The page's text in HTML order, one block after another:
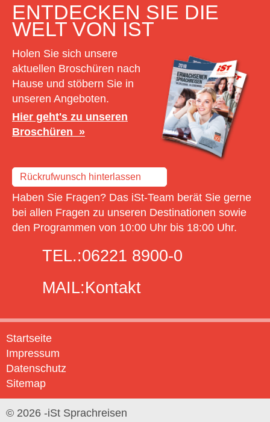
ENTDECKEN SIE DIE
WELT VON IST
Holen Sie sich unsere
aktuellen Broschüren nach
Hause und stöbern Sie in
unseren Angeboten.
Hier geht's zu unseren
Broschüren
Rückrufwunsch hinterlassen
Haben Sie Fragen? Das iSt-Team berät Sie gerne
bei allen Fragen zu unseren Destinationen sowie
den Programmen von 10:00 Uhr bis 18:00 Uhr.
TEL.:06221 8900-0
MAIL:Kontakt
Startseite
Impressum
Datenschutz
Sitemap
© 2026 -iSt Sprachreisen